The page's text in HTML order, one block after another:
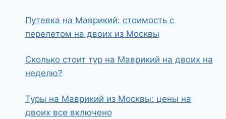
Путевка на Маврикий: стоимость с
перелетом на двоих из Москвы
Сколько стоит тур на Маврикий на двоих на
неделю?
Туры на Маврикий из Москвы: цены на
двоих все включено